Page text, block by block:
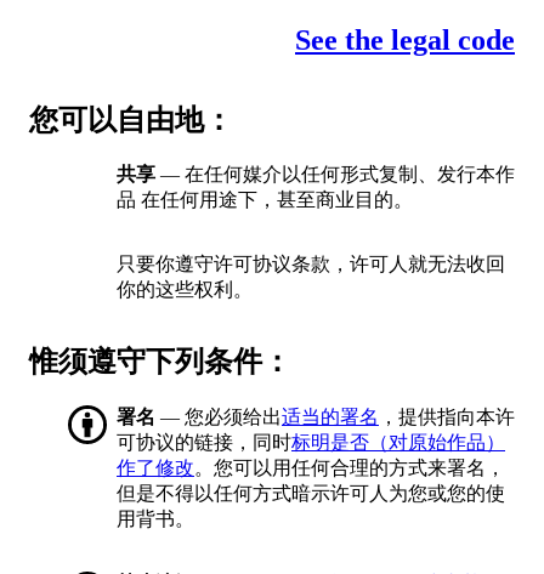
See the legal code
您可以自由地：
共享 — 在任何媒介以任何形式复制、发行本作
品 在任何用途下，甚至商业目的。
只要你遵守许可协议条款，许可人就无法收回
你的这些权利。
惟须遵守下列条件：
署名 — 您必须给出适当的署名 ，提供指向本许
可协议的链接，同时标明是否（对原始作品）
作了修改。您可以用任何合理的方式来署名，
但是不得以任何方式暗示许可人为您或您的使
用背书。